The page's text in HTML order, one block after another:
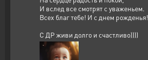
И вслед все смотрят с уваженьем.
Всех благ тебе! И с днем рожденья!
С ДР живи долго и счастливо))))